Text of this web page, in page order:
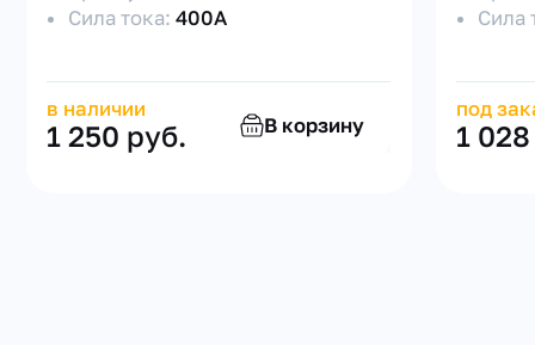
Сила тока:400А
в наличии
1 250 руб. В корзину
Сила
под
1